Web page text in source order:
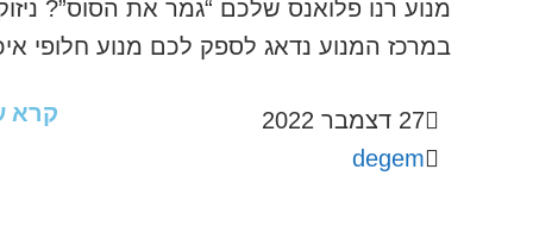
מנוע רנו פלואנס שלכם “גמר את הסוס”?
במרכז המנוע נדאג לספק לכם מנוע חלופי
27 דצמבר 2022
degem
קרא